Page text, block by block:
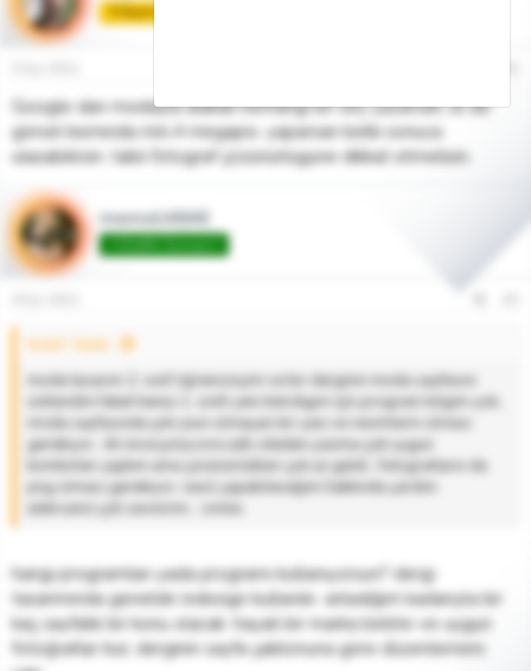
🏅Acemi Tasarımcı🏅
Google dan modayla alakalı herhangi bir sey yazarsan, bi de
görsel kısmında min.4 megapix. yaparsan belki sonuca
ulasabilirsin. tabii fotograf çözünürlügune dikkat etmelisin.
memoli4646
♾️Grafik Gurusu♾️
hndcl' Alıntı:
moda tasarım 2. sınıf öğrencisiyim ve bir derginin moda sayfasını
üstlendim fakat henüz 1. sınıfı yenı bıtırdıgım için program bilgim yok..
moda sayfasında çok uzun olmayan bir yazı ve resimlerin olması
gerekiyor.. ilk önce polyvore adlı siteden yazıma çok uygun
kombinler yaptım ama çözünürlükleri çok az geldi.. fotografların da
png olması gerekiyor. nasıl yapabileceğim hakkında yardım
ederseniz çok sevinirim.. :smile:
hangi programları yada programı kullanıyorsun? dergi
tasarımında genelde indesign kullanılır. anladığım kadarıyla bir
kaç sayfalık bir konu olacak. hayali bir marka belirle ve uygun
fotoğraflar bul. derginin sayfa şablonuna göre düzenlemeni